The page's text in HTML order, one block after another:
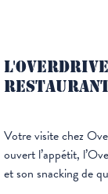
Votre visite chez
ouvert l’appétit,
et son snacking de